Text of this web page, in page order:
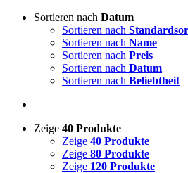
Sortieren nach Datum
Sortieren nach
Sortieren nach Name
Sortieren nach Preis
Sortieren nach Datum
Sortieren nach Beliebtheit
Zeige 40 Produkte
Zeige 40 Produkte
Zeige 80 Produkte
Zeige 120 Produkte